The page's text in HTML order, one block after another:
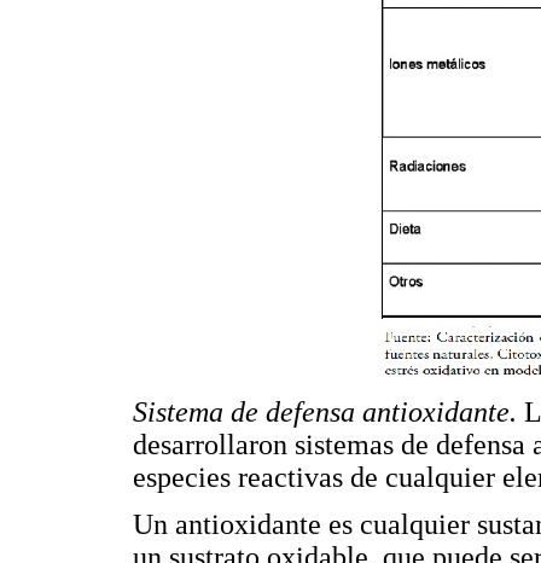
Sistema de defensa antioxidante.
desarrollaron sistemas de
especies reactivas de cualquier
Un antioxidante es cualquier